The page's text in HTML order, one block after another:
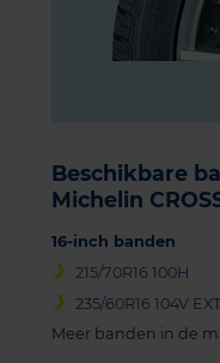
Beschikbare
Michelin
16-inch banden
215/70R16 100H
235/60R16 104V
Meer banden in de